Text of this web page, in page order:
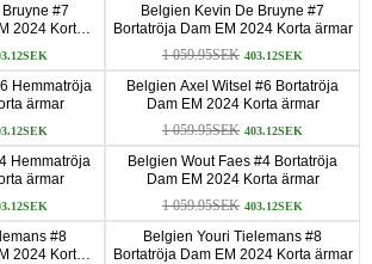
#7
2024 Korta
Belgien Kevin De Bruyne #7
Bortatröja Dam EM 2024 Korta ärmar
1 059.95SEK 403.12SEK
Hemmatröja
ärmar
Belgien Axel Witsel #6 Bortatröja
Dam EM 2024 Korta ärmar
1 059.95SEK 403.12SEK
Hemmatröja
ärmar
Belgien Wout Faes #4 Bortatröja
Dam EM 2024 Korta ärmar
1 059.95SEK 403.12SEK
#8
2024 Korta
Belgien Youri Tielemans #8
Bortatröja Dam EM 2024 Korta ärmar